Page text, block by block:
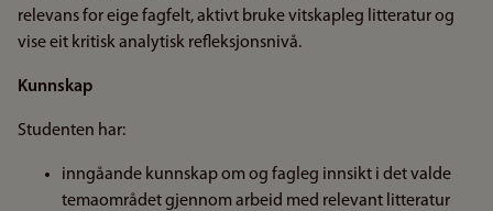
relevans for eige fagfelt, aktivt bruke vitskapleg litteratur og
vise eit kritisk analytisk refleksjonsnivå.
Kunnskap
Studenten har:
inngåande kunnskap om og fagleg innsikt i det valde
temaområdet gjennom arbeid med relevant litteratur